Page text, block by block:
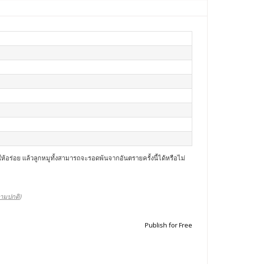
อร่อย แล้วลูกหมูทั้งสามารถจะรอดพ้นจากอันตรายครั้งนี้ได้หรือไม่
มปกติ)
Publish for Free